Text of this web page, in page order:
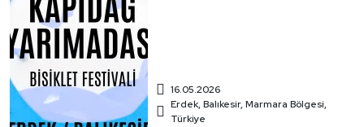
16.05.2026
Erdek, Balıkesir, Marmara Bölgesi,
Türkiye